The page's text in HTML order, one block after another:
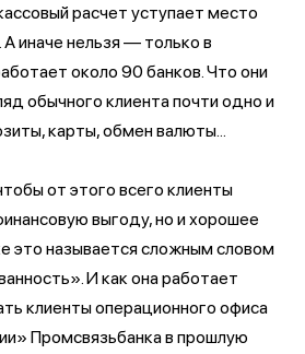
расчет уступает место
иначе нельзя — только в
около 90 банков. Что они
обычного клиента почти одно и
карты, обмен валюты...
от этого всего клиенты
выгоду, но и хорошее
это называется сложным словом
И как она работает
клиенты операционного офиса
Промсвязьбанка в прошлую